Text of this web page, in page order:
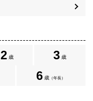
2 歳 3 歳
6 歳 （年長）